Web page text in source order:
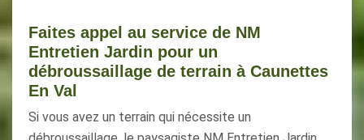
Faites appel au service de NM
Entretien Jardin pour un
débroussaillage de terrain à Caunettes
En Val
Si vous avez un terrain qui nécessite un